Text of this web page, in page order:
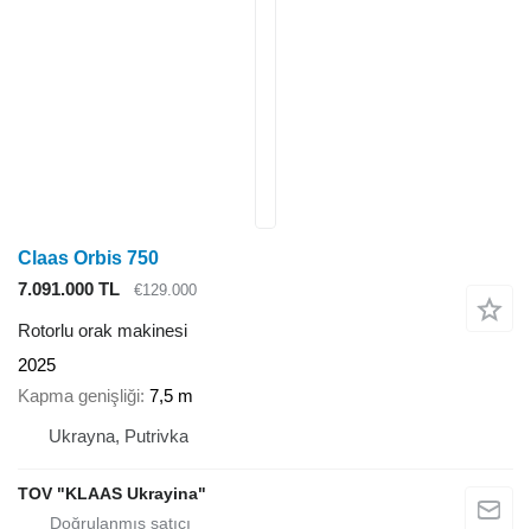
Claas Orbis 750
7.091.000 TL
€129.000
Rotorlu orak makinesi
2025
Kapma genişliği 7,5 m
Ukrayna, Putrivka
TOV "KLAAS Ukrayina"